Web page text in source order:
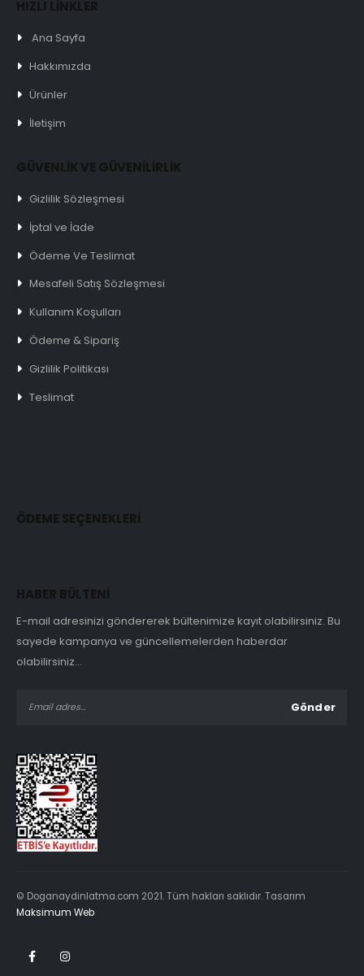
HIZLI LİNKLER
Ana Sayfa
Hakkımızda
Ürünler
İletişim
GÜVENLİK VE GÜVENİLİRLİK
Gizlilik Sözleşmesi
İptal ve İade
Ödeme Ve Teslimat
Mesafeli Satış Sözleşmesi
Kullanım Koşulları
Ödeme & Sipariş
Gizlilik Politikası
Teslimat
ÖDEME SEÇENEKLERİ
HABER BÜLTENİ
E-mail adresinizi göndererek bültenimize kayıt olabilirsiniz. Bu
sayede kampanya ve güncellemelerden haberdar
olabilirsiniz...
© Doganaydinlatma.com 2021. Tüm hakları saklıdır. Tasarım
Maksimum Web